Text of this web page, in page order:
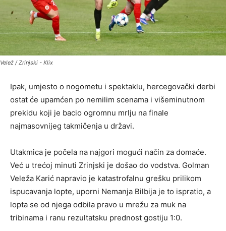
Velež / Zrinjski - Klix
Ipak, umjesto o nogometu i spektaklu, hercegovački derbi
ostat će upamćen po nemilim scenama i višeminutnom
prekidu koji je bacio ogromnu mrlju na finale
najmasovnijeg takmičenja u državi.
Utakmica je počela na najgori mogući način za domaće.
Već u trećoj minuti Zrinjski je došao do vodstva. Golman
Veleža Karić napravio je katastrofalnu grešku prilikom
ispucavanja lopte, uporni Nemanja Bilbija je to ispratio, a
lopta se od njega odbila pravo u mrežu za muk na
tribinama i ranu rezultatsku prednost gostiju 1:0.